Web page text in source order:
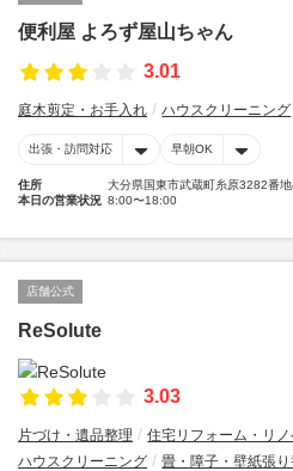
便利屋 よろず屋山ちゃん
3.01
庭木剪定・お手入れ ハウスクリーニング
出張・訪問対応 早朝OK
住所
大分県国東市武蔵町糸原3282番
本日の営業状況 8:00〜18:00
店舗公式
ReSolute
3.03
片づけ・遺品整理
住宅リフォーム・リ
ハウスクリーニング
畳・障子・壁紙張り